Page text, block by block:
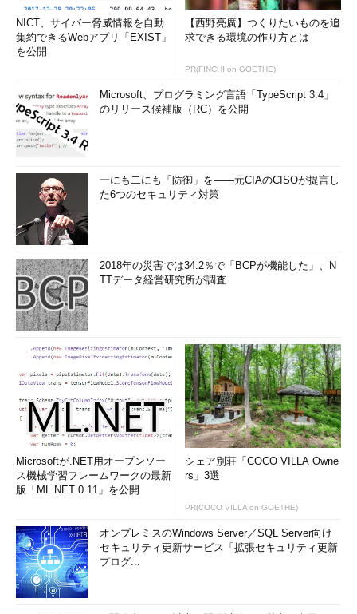
NICT、サイバー脅威情報を自動
集約できるWebアプリ「EXIST」
を公開
【西野亮廣】つくりたいものを追
求できる環境の作り方とは
PR(FINCHI on GOETHE)
Microsoft、プログラミング言語「TypeScript 3.4」
のリリース候補版（RC）を公開
一にも二にも「防御」を――元CIAのCISOが提言し
た6つのセキュリティ対策
2018年の災害では34.2％で「BCPが機能した」、N
TTデータ経営研究所が調査
Microsoftが.NET用オープンソー
ス機械学習フレームワークの最新
版「ML.NET 0.11」を公開
シェア別荘「COCO VILLA Owne
rs」3選
PR(COCO VILLA on GOETHE)
オンプレミスのWindows Server／SQL Server向け
セキュリティ更新サービス「拡張セキュリティ更新
プログ...